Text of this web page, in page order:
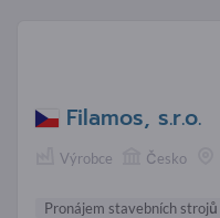
Filamos, s.r.o.
Výrobce Česko
Pronájem stavebních strojů